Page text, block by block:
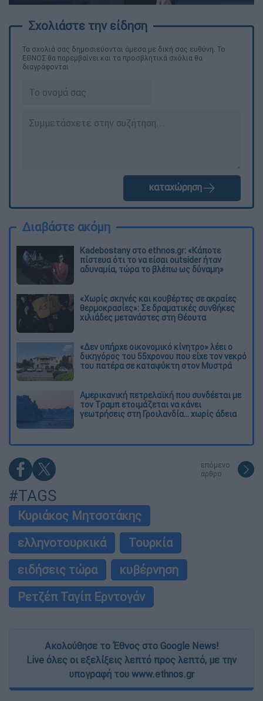
Τα σχολιά σας δημοσιεύονται άμεσα με δική σας ευθύνη. Το
ΕΘΝΟΣ θα παρεμβαίνει και τα προσβλητικά σχόλια θα
διαγράφονται
καταχώρηση
Διαβάστε ακόμη
Kadebostany στο ethnos.gr: «Κάποτε
πίστευα ότι το να είσαι outsider ήταν
αδυναμία, τώρα το βλέπω ως δύναμη»
«Χωρίς σκηνές και κουβέρτες σε ακραίες
θερμοκρασίες»: Σε δραματικές συνθήκες
χιλιάδες μετανάστες στη Θέουτα
«Δεν υπήρχε οικονομικό κίνητρο» λέει ο
δικηγόρος του 55χρονου που είχε τον νεκρό
του πατέρα σε καταψύκτη στον Μυστρά
Αμερικανική πετρελαϊκή που συνδέεται με
τον Τραμπ ετοιμάζεται να κάνει
γεωτρήσεις στη Γροιλανδία... χωρίς άδεια
επόμενο
άρθρο
#TAGS
Κυριάκος Μητσοτάκης
ελληνοτουρκικά
Τουρκία
ειδήσεις τώρα
κυβέρνηση
Ρετζέπ Ταγίπ Ερντογάν
Ακολούθησε το Έθνος στο Google News!
Live όλες οι εξελίξεις λεπτό προς λεπτό, με την
υπογραφή του www.ethnos.gr